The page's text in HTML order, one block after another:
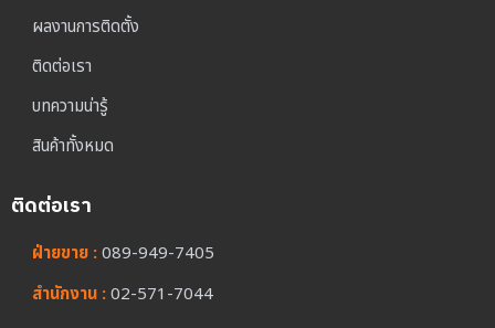
ผลงานการติดตั้ง
ติดต่อเรา
บทความน่ารู้
สินค้าทั้งหมด
ติดต่อเรา
ฝ่ายขาย :089-949-7405
สำนักงาน :02-571-7044